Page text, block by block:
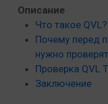
Описание
Что такое QVL?
Почему перед
нужно
Проверка QVL
Заключение